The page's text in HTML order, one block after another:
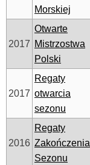
Morskiej
2017
Otwarte
Mistrzostwa
Polski
2017
Regaty
otwarcia
sezonu
2016
Regaty
Zakończenia
Sezonu